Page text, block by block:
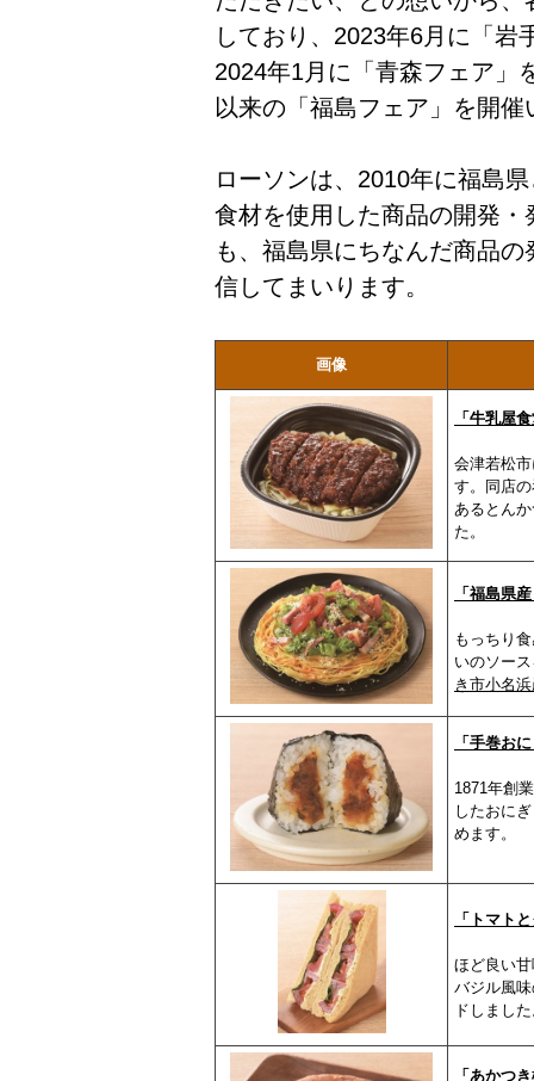
しており、2023年6月に「岩
2024年1月に「青森フェア」
以来の「福島フェア」を開催
ローソンは、2010年に福島
食材を使用した商品の開発
も、福島県にちなんだ商品
信してまいります。
画像
「牛乳屋
会津若松
す。同店
あるとん
た。
「福島県
もっちり
いのソー
き市小名
「手巻お
1871年創
したおに
めます。
「トマト
ほど良い
バジル風
ドしまし
「あかつ